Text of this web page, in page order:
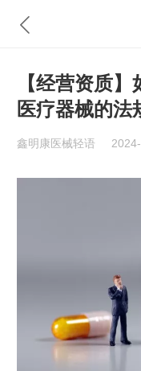
【经营资质
医疗器械的法
鑫明康医械轻语